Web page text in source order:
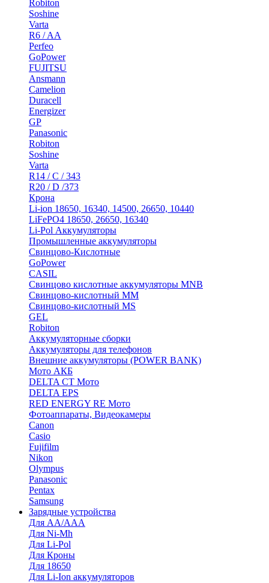
Robiton
Soshine
Varta
R6 / AA
Perfeo
GoPower
FUJITSU
Ansmann
Camelion
Duracell
Energizer
GP
Panasonic
Robiton
Soshine
Varta
R14 / C / 343
R20 / D /373
Крона
Li-ion 18650, 16340, 14500, 26650, 10440
LiFePO4 18650, 26650, 16340
Li-Pol Аккумуляторы
Промышленные аккумуляторы
Свинцово-Кислотные
GoPower
CASIL
Свинцово кислотные аккумуляторы MNB
Cвинцово-кислотный MM
Cвинцово-кислотный MS
GEL
Robiton
Аккумуляторные сборки
Аккумуляторы для телефонов
Внешние аккумуляторы (POWER BANK)
Мото АКБ
DELTA CT Мото
DELTA EPS
RED ENERGY RE Мото
Фотоаппараты, Видеокамеры
Canon
Casio
Fujifilm
Nikon
Olympus
Panasonic
Pentax
Samsung
Зарядные устройства
Для AA/AAA
Для Ni-Mh
Для Li-Pol
Для Кроны
Для 18650
Для Li-Ion аккумуляторов